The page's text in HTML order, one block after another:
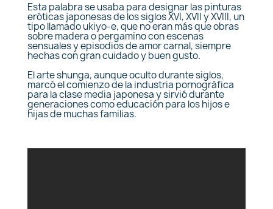
Esta palabra se usaba para designar las pinturas
eróticas japonesas de los siglos XVI, XVII y XVIII, un
tipo llamado ukiyo-e, que no eran más que obras
sobre madera o pergamino con escenas
sensuales y episodios de amor carnal, siempre
hechas con gran cuidado y buen gusto.
El arte shunga, aunque oculto durante siglos,
marcó el comienzo de la industria pornográfica
para la clase media japonesa y sirvió durante
generaciones como educación para los hijos e
hijas de muchas familias.